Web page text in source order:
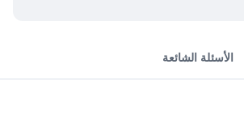
الأسئلة الشائعة